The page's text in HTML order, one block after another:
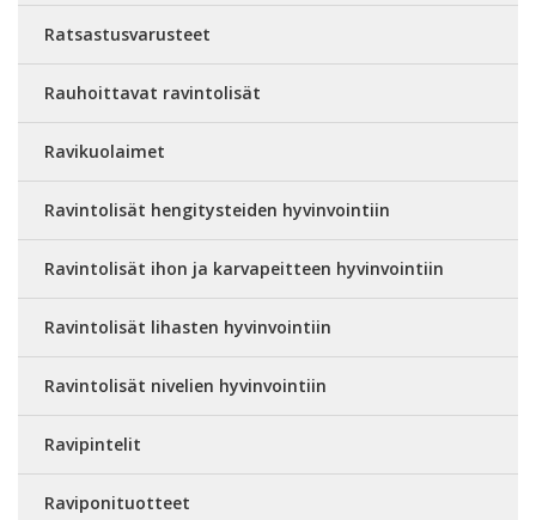
Ratsastusvarusteet
Rauhoittavat ravintolisät
Ravikuolaimet
Ravintolisät hengitysteiden hyvinvointiin
Ravintolisät ihon ja karvapeitteen hyvinvointiin
Ravintolisät lihasten hyvinvointiin
Ravintolisät nivelien hyvinvointiin
Ravipintelit
Raviponituotteet